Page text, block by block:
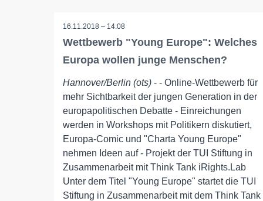
16.11.2018 – 14:08
Wettbewerb "Young Europe": Welches
Europa wollen junge Menschen?
Hannover/Berlin (ots) - - Online-Wettbewerb für
mehr Sichtbarkeit der jungen Generation in der
europapolitischen Debatte - Einreichungen
werden in Workshops mit Politikern diskutiert,
Europa-Comic und "Charta Young Europe"
nehmen Ideen auf - Projekt der TUI Stiftung in
Zusammenarbeit mit Think Tank iRights.Lab
Unter dem Titel "Young Europe" startet die TUI
Stiftung in Zusammenarbeit mit dem Think Tank